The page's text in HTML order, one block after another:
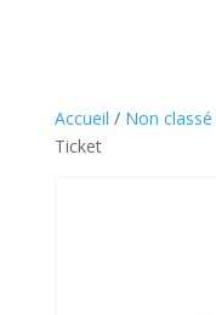
Accueil / Non classé
Ticket